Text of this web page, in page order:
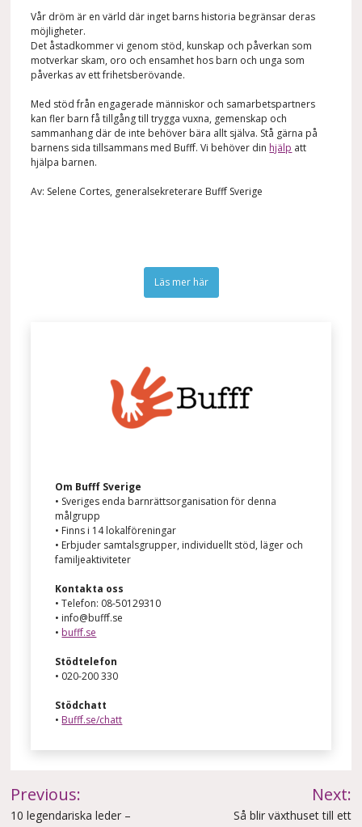
Vår dröm är en värld där inget barns historia begränsar deras
möjligheter.
Det åstadkommer vi genom stöd, kunskap och påverkan som
motverkar skam, oro och ensamhet hos barn och unga som
påverkas av ett frihetsberövande.
Med stöd från engagerade människor och samarbetspartners
kan fler barn få tillgång till trygga vuxna, gemenskap och
sammanhang där de inte behöver bära allt själva. Stå gärna på
barnens sida tillsammans med Bufff. Vi behöver din hjälp att
hjälpa barnen.
Av: Selene Cortes, generalsekreterare Bufff Sverige
Läs mer här
Om Bufff Sverige
• Sveriges enda barnrättsorganisation för denna
målgrupp
• Finns i 14 lokalföreningar
• Erbjuder samtalsgrupper, individuellt stöd, läger och
familjeaktiviteter
Kontakta oss
• Telefon: 08-50129310
• info@bufff.se
• bufff.se
Stödtelefon
• 020-200 330
Stödchatt
• Bufff.se/chatt
Inläggsnavigering
Previous:
10 legendariska leder –
Next:
Så blir växthuset till ett